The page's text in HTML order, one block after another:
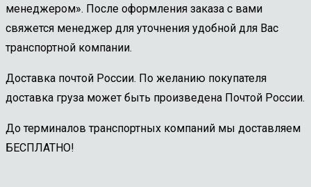
менеджером». После оформления заказа с вами
свяжется менеджер для уточнения удобной для Вас
транспортной компании.
Доставка почтой России. По желанию покупателя
доставка груза может быть произведена Почтой России.
До терминалов транспортных компаний мы доставляем
БЕСПЛАТНО!